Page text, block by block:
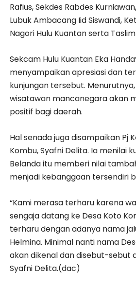
Rafius, Sekdes Rabdes
Lubuk Ambacang Iid Siswandi,
Nagori Hulu Kuantan serta
Sekcam Hulu Kuantan Eka
menyampaikan apresiasi dan
kunjungan tersebut.
wisatawan mancanegara akan
positif bagi daerah.
Hal senada juga disampaikan Pj
Kombu, Syafni Delita. Ia menilai
Belanda itu memberi nilai
menjadi kebanggaan tersendiri
“Kami merasa terharu karena
sengaja datang ke Desa Koto
terharu dengan adanya nama
Helmina. Minimal nanti nama
akan dikenal dan disebut-sebut
Syafni Delita.(dac)